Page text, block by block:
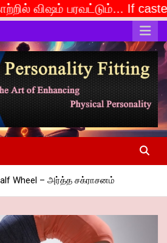
If caste is deemed to
Personality
Wheel – அர்த்த சக்ராசனம்